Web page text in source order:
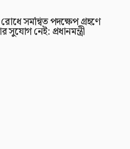
সমন্বিত পদক্ষেপ গ্রহণে
সুযোগ নেই: প্রধানমন্ত্রী